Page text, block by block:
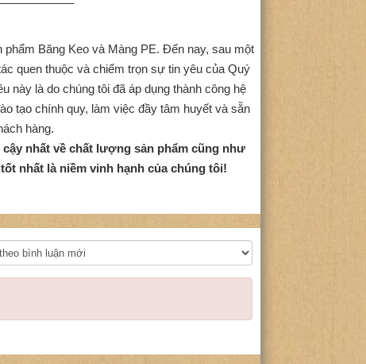
Băng Keo và Màng PE. Đến nay, sau một
quen thuộc và chiếm trọn sự tin yêu của Quý
này là do chúng tôi đã áp dụng thành công hệ
tạo chính quy, làm việc đầy tâm huyết và sẵn
hàng.
nhất về chất lượng sản phẩm cũng như
nhất là niềm vinh hạnh của chúng tôi!